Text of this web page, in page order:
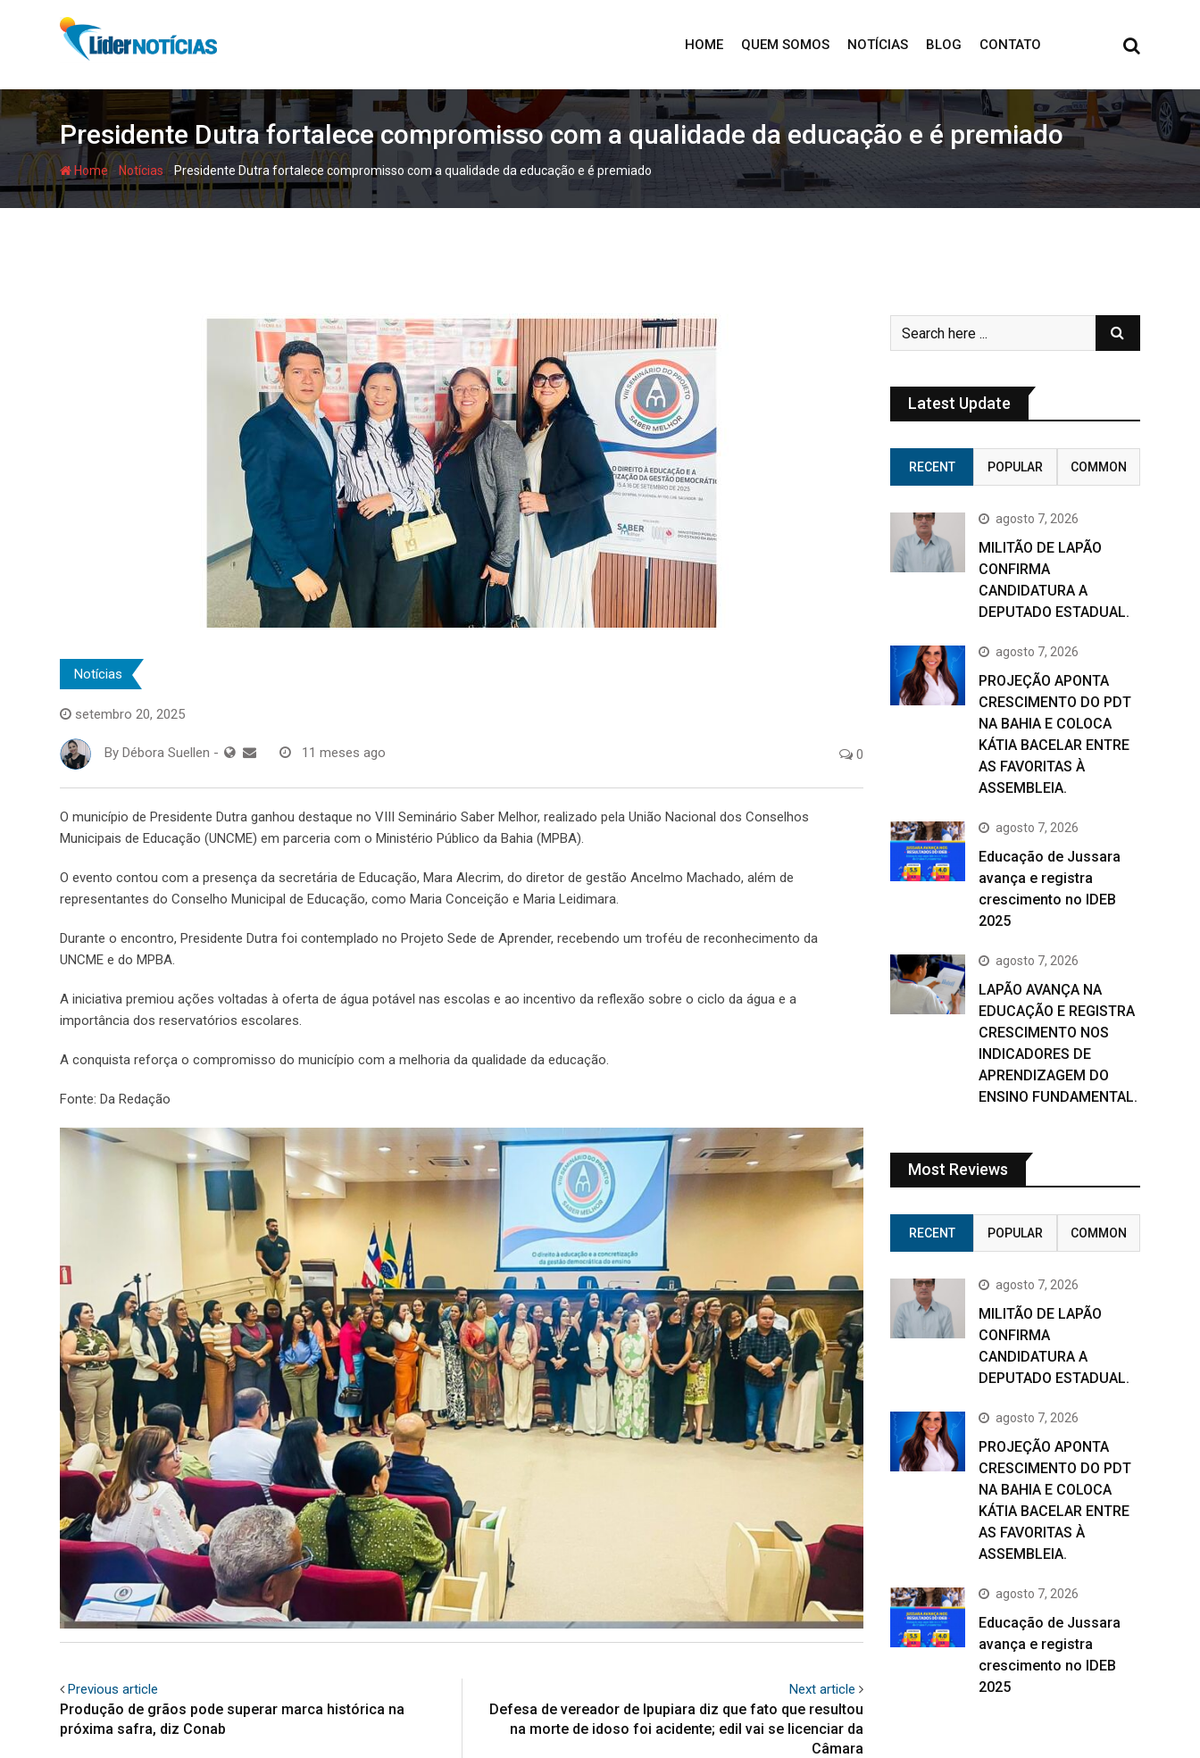
HOME QUEM SOMOS NOTÍCIAS BLOG CONTATO
Presidente Dutra fortalece compromisso com a qualidade da educação e é premiado
Home - Notícias- Presidente Dutra fortalece compromisso com a qualidade da educação e é premiado
Notícias
setembro 20, 2025
By Débora Suellen - 11 meses ago 0
O município de Presidente Dutra ganhou destaque no VIII Seminário Saber Melhor, realizado pela União Nacional dos Conselhos
Municipais de Educação (UNCME) em parceria com o Ministério Público da Bahia (MPBA).
O evento contou com a presença da secretária de Educação, Mara Alecrim, do diretor de gestão Ancelmo Machado, além de
representantes do Conselho Municipal de Educação, como Maria Conceição e Maria Leidimara.
Durante o encontro, Presidente Dutra foi contemplado no Projeto Sede de Aprender, recebendo um troféu de reconhecimento da
UNCME e do MPBA.
A iniciativa premiou ações voltadas à oferta de água potável nas escolas e ao incentivo da reflexão sobre o ciclo da água e a
importância dos reservatórios escolares.
A conquista reforça o compromisso do município com a melhoria da qualidade da educação.
Fonte: Da Redação
Previous article
Produção de grãos pode superar marca histórica na
próxima safra, diz Conab
Next article
Defesa de vereador de Ipupiara diz que fato que resultou
na morte de idoso foi acidente; edil vai se licenciar da
Câmara
Latest Update
RECENT POPULAR COMMON
agosto 7, 2026
MILITÃO DE LAPÃO
CONFIRMA
CANDIDATURA A
DEPUTADO ESTADUAL.
agosto 7, 2026
PROJEÇÃO APONTA
CRESCIMENTO DO PDT
NA BAHIA E COLOCA
KÁTIA BACELAR ENTRE
AS FAVORITAS À
ASSEMBLEIA.
agosto 7, 2026
Educação de Jussara
avança e registra
crescimento no IDEB
2025
agosto 7, 2026
LAPÃO AVANÇA NA
EDUCAÇÃO E REGISTRA
CRESCIMENTO NOS
INDICADORES DE
APRENDIZAGEM DO
ENSINO FUNDAMENTAL.
Most Reviews
RECENT POPULAR COMMON
agosto 7, 2026
MILITÃO DE LAPÃO
CONFIRMA
CANDIDATURA A
DEPUTADO ESTADUAL.
agosto 7, 2026
PROJEÇÃO APONTA
CRESCIMENTO DO PDT
NA BAHIA E COLOCA
KÁTIA BACELAR ENTRE
AS FAVORITAS À
ASSEMBLEIA.
agosto 7, 2026
Educação de Jussara
avança e registra
crescimento no IDEB
2025